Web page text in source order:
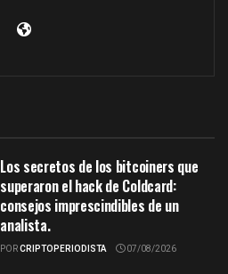
Los secretos de los bitcoiners que
superaron el hack de Coldcard:
consejos imprescindibles de un
analista.
PORCRIPTOPERIODISTA 07/08/2026